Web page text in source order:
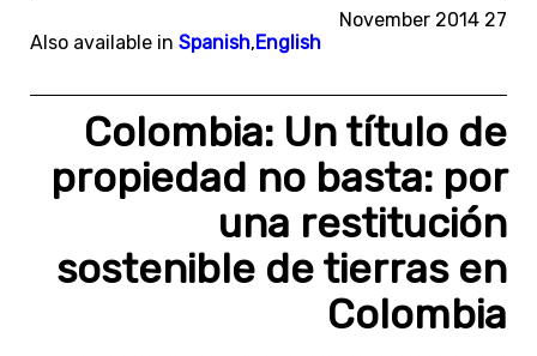
27 November 2014
Also available in Spanish,English
Colombia: Un título de
propiedad no basta: por
una restitución
sostenible de tierras en
Colombia